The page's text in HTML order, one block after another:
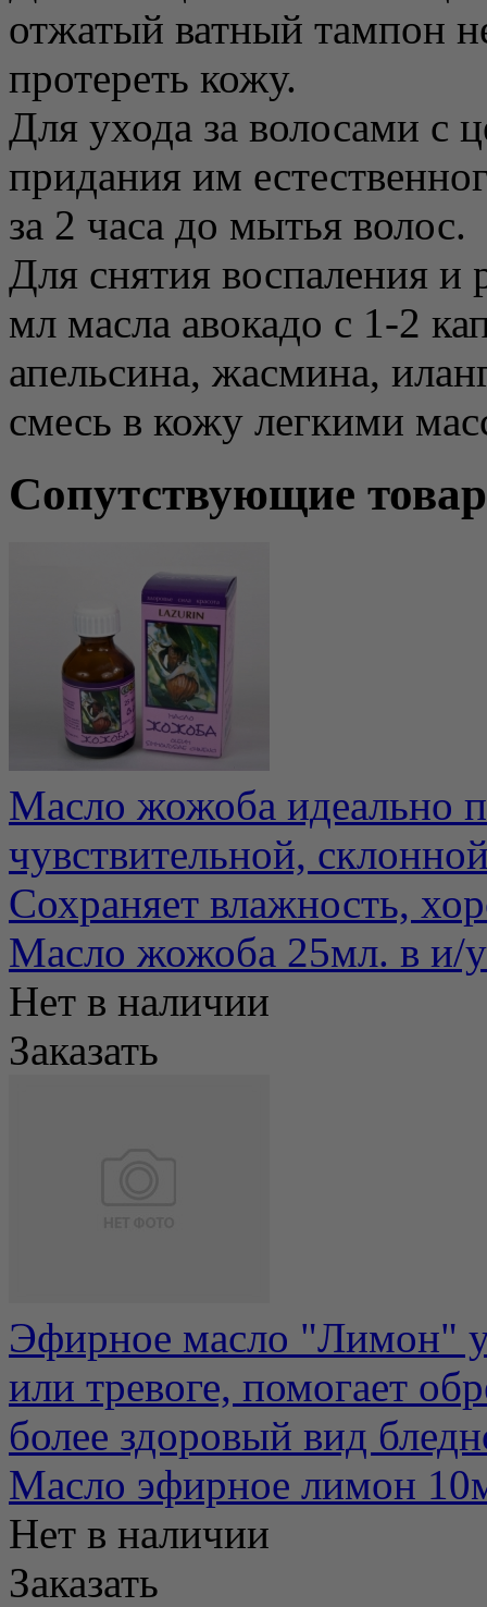
отжатый ватный тампон
протереть кожу.
Для ухода за волосами с
придания им
за 2 часа до мытья волос.
Для снятия воспаления
мл масла авокадо с 1-2
апельсина, жасмина,
смесь в кожу легкими
Сопутствующие
Масло жожоба идеально
чувствительной,
Сохраняет влажность,
Масло жожоба 25мл. в и/у
Нет в наличии
Заказать
Эфирное масло "Лимон"
или тревоге, помогает
более здоровый вид
Масло эфирное лимон
Нет в наличии
Заказать